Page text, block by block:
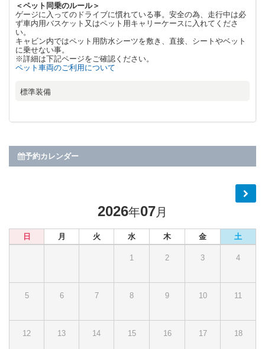
＜ペット同乗のルール＞
ゲージに入ってのドライブに慣れている事。安全の為、走行中は必
ず車内用バスケット又はペット用キャリーケースに入れてくださ
い。
キャビン内ではペット用防水シーツを敷き、直接、シートやベット
に乗せない事。
※詳細は下記ページをご確認ください。
ペット車両のご利用について
標準装備
予約カレンダー
2026年07月
日 月 火 水 木 金 土
1 2 3 4
5 6 7 8 9 10 11
12 13 14 15 16 17 18